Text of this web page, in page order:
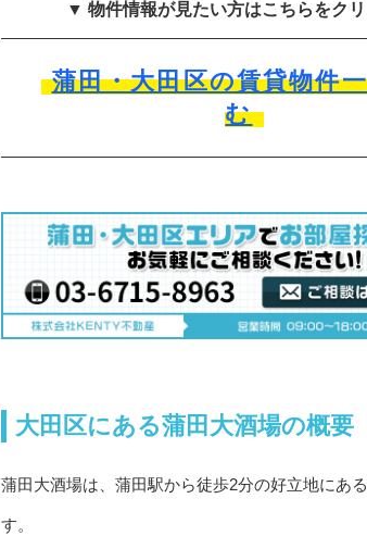
▼ 物件情報が見たい方はこちらをク
蒲田・大田区の賃貸物件
む
大田区にある蒲田大酒場の概要
蒲田大酒場は、蒲田駅から徒歩2分の好立地にあ
す。